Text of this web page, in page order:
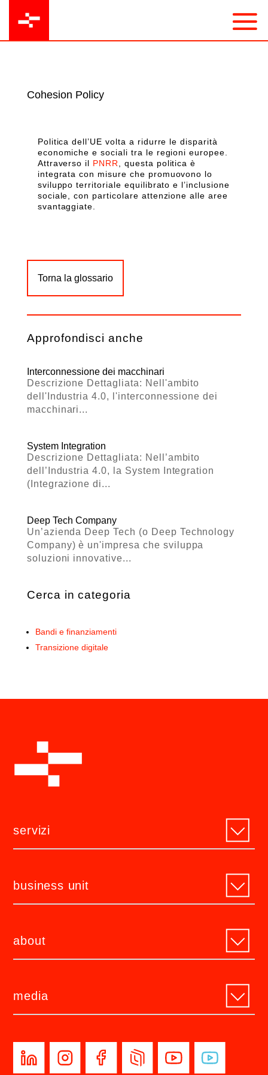
Cohesion Policy
Politica dell’UE volta a ridurre le disparità
economiche e sociali tra le regioni europee.
Attraverso il PNRR
, questa politica è
integrata con misure che promuovono lo
sviluppo territoriale equilibrato e l’inclusione
sociale, con particolare attenzione alle aree
svantaggiate.
Torna la glossario
Approfondisci anche
Interconnessione dei macchinari
Descrizione Dettagliata: Nell'ambito
dell'Industria 4.0, l'interconnessione dei
macchinari...
System Integration
Descrizione Dettagliata: Nell’ambito
dell’Industria 4.0, la System Integration
(Integrazione di...
Deep Tech Company
Un’azienda Deep Tech (o Deep Technology
Company) è un'impresa che sviluppa
soluzioni innovative...
Cerca in categoria
Bandi e finanziamenti
Transizione digitale
servizi
business unit
about
media